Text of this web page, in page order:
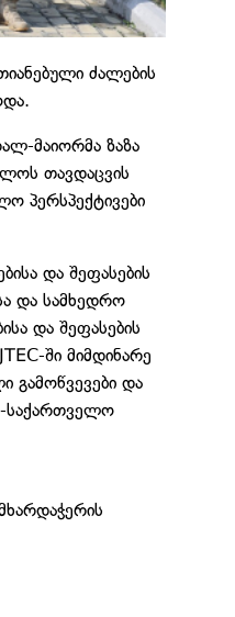
ძალების
მაიორმა ზაზა
თავდაცვის
პერსპექტივები
და შეფასების
და სამხედრო
და შეფასების
ში მიმდინარე
გამოწვევები და
საქართველო